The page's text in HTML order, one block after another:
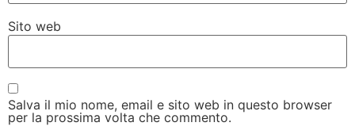
Sito web
Salva il mio nome, email e sito web in questo browser
per la prossima volta che commento.